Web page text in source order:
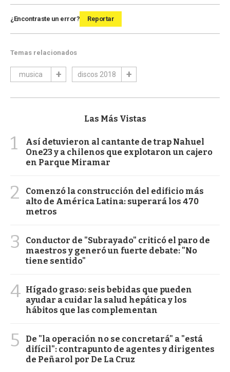
¿Encontraste un error? Reportar
Temas relacionados
musica discos 2018
Las Más Vistas
1
Así detuvieron al cantante de trap Nahuel
One23 y a chilenos que explotaron un cajero
en Parque Miramar
2
Comenzó la construcción del edificio más
alto de América Latina: superará los 470
metros
3
Conductor de "Subrayado" criticó el paro de
maestros y generó un fuerte debate: "No
tiene sentido"
4 Hígado graso: seis bebidas que pueden
ayudar a cuidar la salud hepática y los
hábitos que las complementan
5
De "la operación no se concretará" a "está
difícil": contrapunto de agentes y dirigentes
de Peñarol por De La Cruz